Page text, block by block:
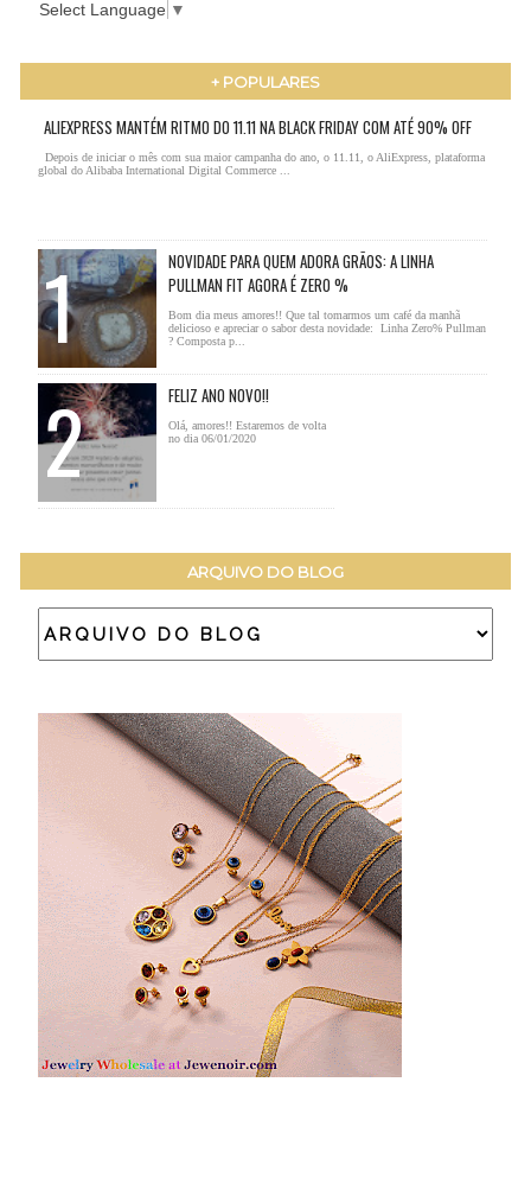
Select Language ▼
+ POPULARES
ALIEXPRESS MANTÉM RITMO DO 11.11 NA BLACK FRIDAY COM ATÉ 90% OFF
Depois de iniciar o mês com sua maior campanha do ano, o 11.11, o AliExpress, plataforma
global do Alibaba International Digital Commerce ...
NOVIDADE PARA QUEM ADORA GRÃOS: A LINHA
PULLMAN FIT AGORA É ZERO %
Bom dia meus amores!! Que tal tomarmos um café da manhã
delicioso e apreciar o sabor desta novidade: Linha Zero% Pullman
? Composta p...
FELIZ ANO NOVO!!
Olá, amores!! Estaremos de volta
no dia 06/01/2020
ARQUIVO DO BLOG